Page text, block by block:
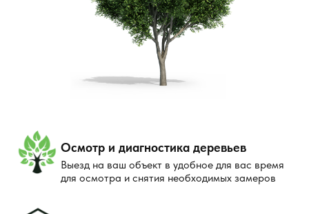
Осмотр и диагностика деревьев
Выезд на ваш объект в удобное для вас время
для осмотра и снятия необходимых замеров